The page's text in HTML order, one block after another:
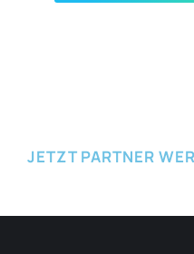
JETZT PARTNER